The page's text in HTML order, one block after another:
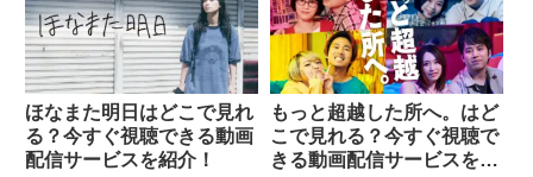
ほなまた明日はどこで見れ
る？今すぐ視聴できる動画
配信サービスを紹介！
もっと超越した所へ。はど
こで見れる？今すぐ視聴で
きる動画配信サービスを紹